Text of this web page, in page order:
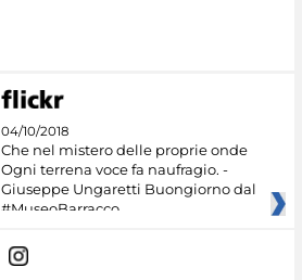
04/10/2018
Che nel mistero delle proprie onde
Ogni terrena voce fa naufragio. -
Giuseppe Ungaretti Buongiorno dal
#MuseoBarracco